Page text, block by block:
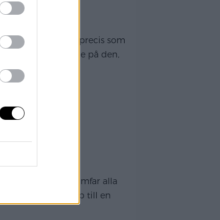
Noahs är bra precis som
eller liknande på den,
[…]
DAG!
att lördagar trumfar alla
man vaknar upp till en